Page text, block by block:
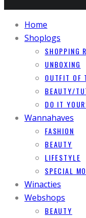
Home
Shoplogs
SHOPPING
UNBOXING
OUTFIT OF
BEAUTY/
DO IT
Wannahaves
FASHION
BEAUTY
LIFESTYLE
SPECIAL
Winacties
Webshops
BEAUTY